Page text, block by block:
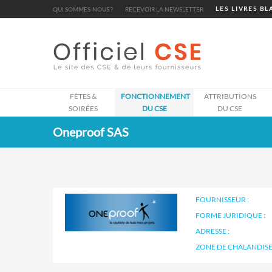
QUI SOMMES-NOUS ? RECEVOIR LA NEWSLETTER LES LIVRES
FÊTES &
SOIRÉES
FONCTIONNEMENT
DU CSE
ATTRIBUTIONS
DU CSE
Oneproof SAS
FOURNISSEUR :
FORME JURIDIQUE :
ADRESSE :
ZONE DE
Cookies management panel